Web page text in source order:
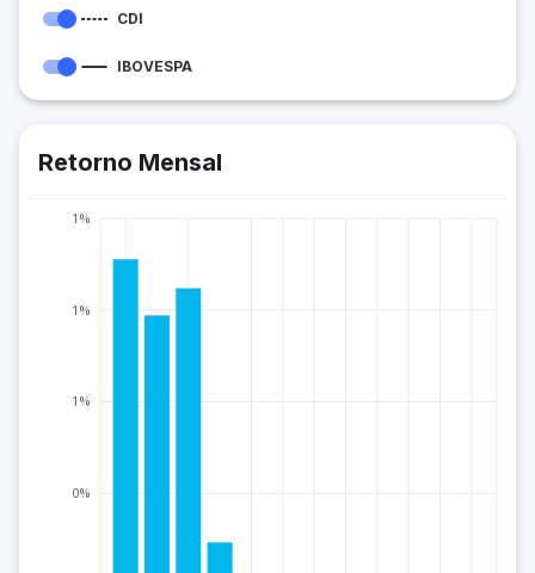
CDI
IBOVESPA
Retorno Mensal
0%
1%
1%
1%